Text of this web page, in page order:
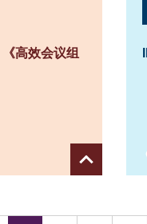
高效会议组